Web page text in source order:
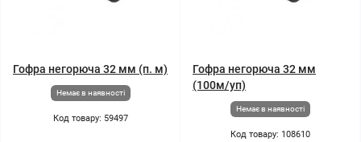
Гофра негорюча 32 мм (п. м)
Немає в наявності
Код товару: 59497
Гофра негорюча 32 мм
(100м/уп)
Немає в наявності
Код товару: 108610